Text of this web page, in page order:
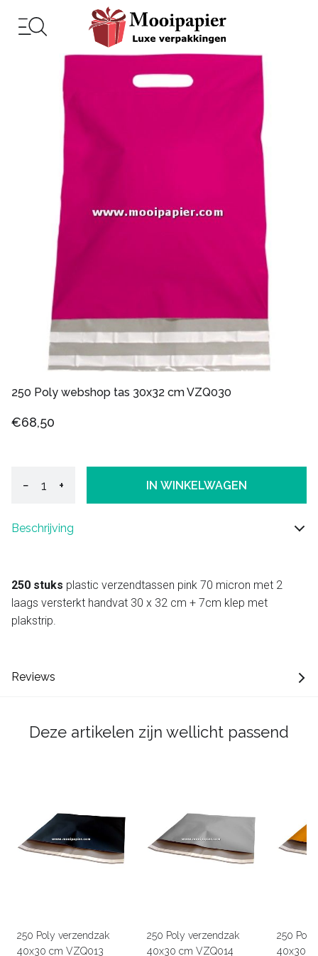
250 Poly webshop tas 30x32 cm VZQ030
€68,50
− + IN WINKELWAGEN
Beschrijving
250 stuks plastic verzendtassen pink 70 micron met 2
laags versterkt handvat 30 x 32 cm + 7cm klep met
plakstrip.
Reviews
Deze artikelen zijn wellicht passend
250 Poly verzendzak
40x30 cm VZQ013
250 Poly verzendzak
40x30 cm VZQ014
250
40x30